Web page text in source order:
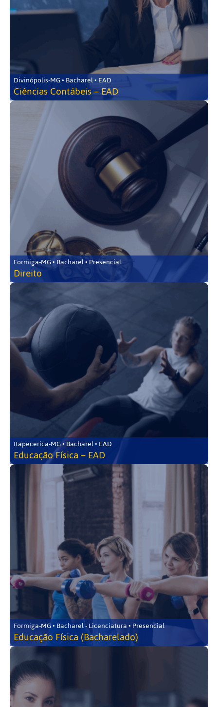
Divinópolis-MG • Bacharel • EAD
Ciências Contábeis – EAD
Formiga-MG • Bacharel • Presencial
Direito
Itapecerica-MG • Bacharel • EAD
Educação Física – EAD
Formiga-MG • Bacharel - Licenciatura • Presencial
Educação Física (Bacharelado)